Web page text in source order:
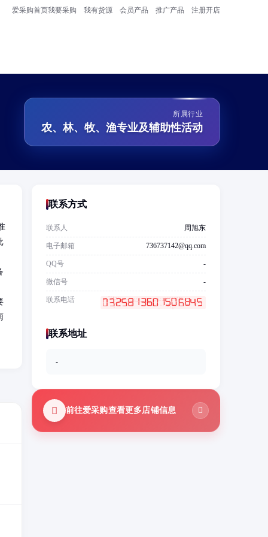
爱采购首页我要采购 我有货源 会员产品 推广产品 注册开店
所属行业
农、林、牧、渔专业及辅助性活动
联系方式
联系人 周旭东
电子邮箱 736737142@qq.com
QQ号 -
微信号 -
联系电话
联系地址
-
前往爱采购查看更多店铺信息